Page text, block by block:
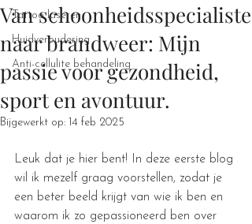
Tattoo laseren
Huidveroudering
Anti-cellulite behandeling
Van schoonheidsspecialiste
naar brandweer: Mijn
passie voor gezondheid,
sport en avontuur.
Bijgewerkt op: 14 feb 2025
Leuk dat je hier bent! In deze eerste blog
wil ik mezelf graag voorstellen, zodat je
een beter beeld krijgt van wie ik ben en
waarom ik zo gepassioneerd ben over